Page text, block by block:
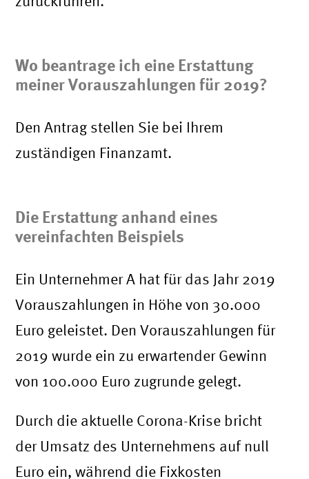
Wo beantrage ich eine Erstattung
meiner Vorauszahlungen für 2019?
Den Antrag stellen Sie bei Ihrem
zuständigen Finanzamt.
Die Erstattung anhand eines
vereinfachten Beispiels
Ein Unternehmer A hat für das Jahr 2019
Vorauszahlungen in Höhe von 30.000
Euro geleistet. Den Vorauszahlungen für
2019 wurde ein zu erwartender Gewinn
von 100.000 Euro zugrunde gelegt.
Durch die aktuelle Corona-Krise bricht
der Umsatz des Unternehmens auf null
Euro ein, während die Fixkosten